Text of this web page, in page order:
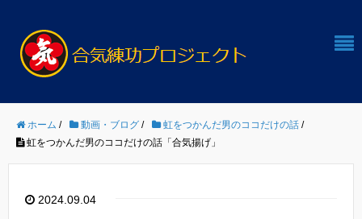
ホーム / 動画・ブログ / 虹をつかんだ男のココだけの話 /
虹をつかんだ男のココだけの話「合気揚げ」
2024.09.04